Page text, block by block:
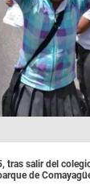
tras salir del
de